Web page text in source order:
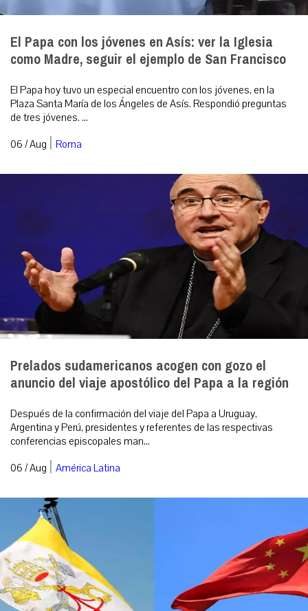
El Papa con los jóvenes en Asís: ver la Iglesia
como Madre, seguir el ejemplo de San Francisco
El Papa hoy tuvo un especial encuentro con los jóvenes, en la
Plaza Santa María de los Ángeles de Asís. Respondió preguntas
de tres jóvenes. ...
06 / Aug | Roma
Prelados sudamericanos acogen con gozo el
anuncio del viaje apostólico del Papa a la región
Después de la confirmación del viaje del Papa a Uruguay,
Argentina y Perú, presidentes y referentes de las respectivas
conferencias episcopales man...
06 / Aug | América Latina